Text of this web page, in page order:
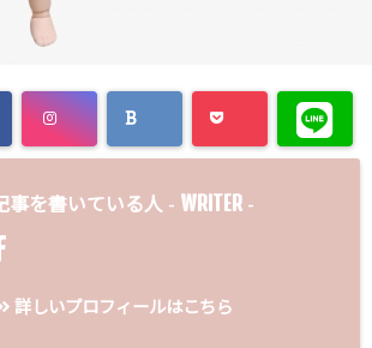
事を書いている人 - WRITER -
詳しいプロフィールはこちら